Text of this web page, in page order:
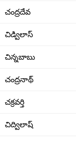
చంద్రదేవ
చిడ్విలాస్
చిన్నబాబు
చంద్రనాథ్
చక్రవర్తి
చిద్విలాష్